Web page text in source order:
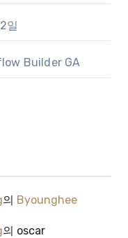
일
Builder GA
의 Byounghee
의 oscar